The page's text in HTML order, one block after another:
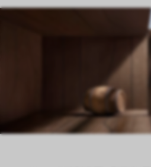
产品系列
下载专区
代理商